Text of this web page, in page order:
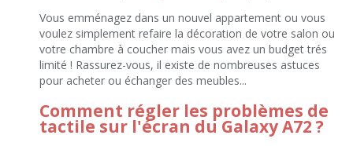
Vous emménagez dans un nouvel appartement ou vous
voulez simplement refaire la décoration de votre salon ou
votre chambre à coucher mais vous avez un budget trés
limité ! Rassurez-vous, il existe de nombreuses astuces
pour acheter ou échanger des meubles...
Comment régler les problèmes de
tactile sur l'écran du Galaxy A72 ?